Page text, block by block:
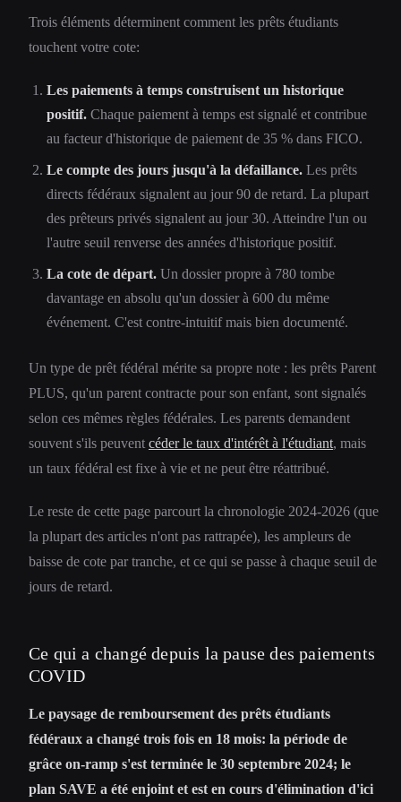
Trois éléments déterminent comment les prêts étudiants
touchent votre cote:
Les paiements à temps construisent un historique
positif. Chaque paiement à temps est signalé et contribue
au facteur d'historique de paiement de 35 % dans FICO.
Le compte des jours jusqu'à la défaillance. Les prêts
directs fédéraux signalent au jour 90 de retard. La plupart
des prêteurs privés signalent au jour 30. Atteindre l'un ou
l'autre seuil renverse des années d'historique positif.
La cote de départ. Un dossier propre à 780 tombe
davantage en absolu qu'un dossier à 600 du même
événement. C'est contre-intuitif mais bien documenté.
Un type de prêt fédéral mérite sa propre note : les prêts Parent
PLUS, qu'un parent contracte pour son enfant, sont signalés
selon ces mêmes règles fédérales. Les parents demandent
souvent s'ils peuvent céder le taux d'intérêt à l'étudiant, mais
un taux fédéral est fixe à vie et ne peut être réattribué.
Le reste de cette page parcourt la chronologie 2024-2026 (que
la plupart des articles n'ont pas rattrapée), les ampleurs de
baisse de cote par tranche, et ce qui se passe à chaque seuil de
jours de retard.
Ce qui a changé depuis la pause des paiements
COVID
Le paysage de remboursement des prêts étudiants
fédéraux a changé trois fois en 18 mois: la période de
grâce on-ramp s'est terminée le 30 septembre 2024; le
plan SAVE a été enjoint et est en cours d'élimination d'ici